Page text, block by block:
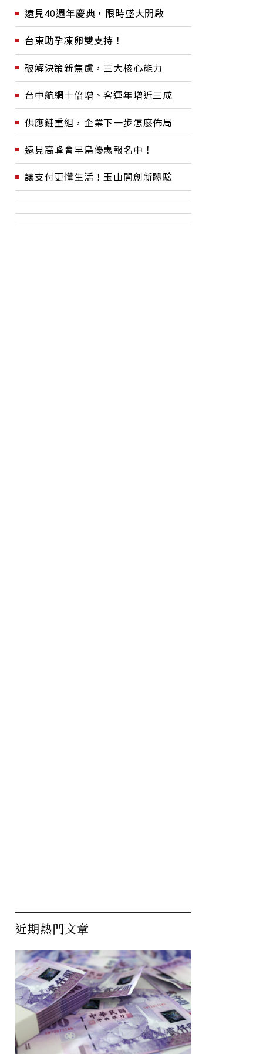
的負資
息
齡球館一間間熄燈，成為時
代的眼淚
遠見40週年慶典，限時盛大開啟
台東助孕凍卵雙支持！
破解決策新焦慮，三大核心能力
台中航網十倍增、客運年增近三成
供應鏈重組，企業下一步怎麼佈局
遠見高峰會早鳥優惠報名中！
讓支付更懂生活！玉山開創新體驗
近期熱門文章